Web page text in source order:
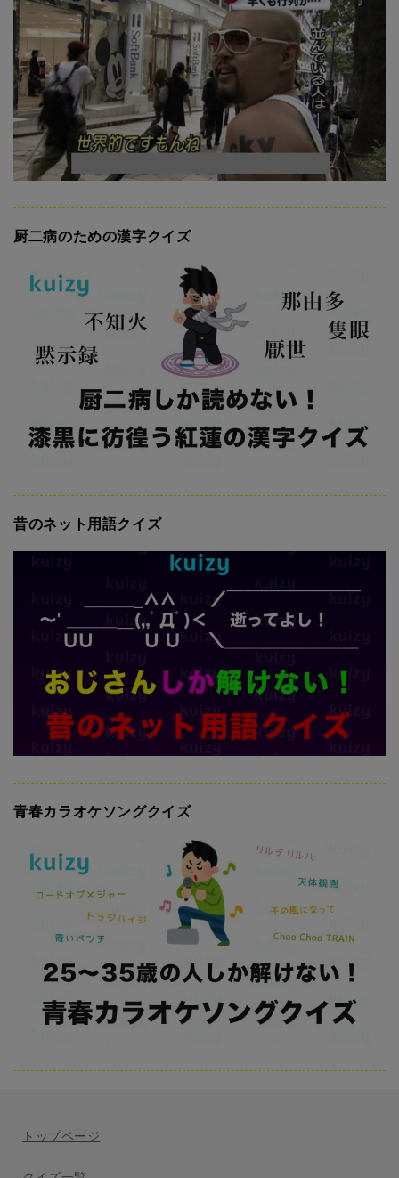
厨二病のための漢字クイズ
昔のネット用語クイズ
青春カラオケソングクイズ
トップページ